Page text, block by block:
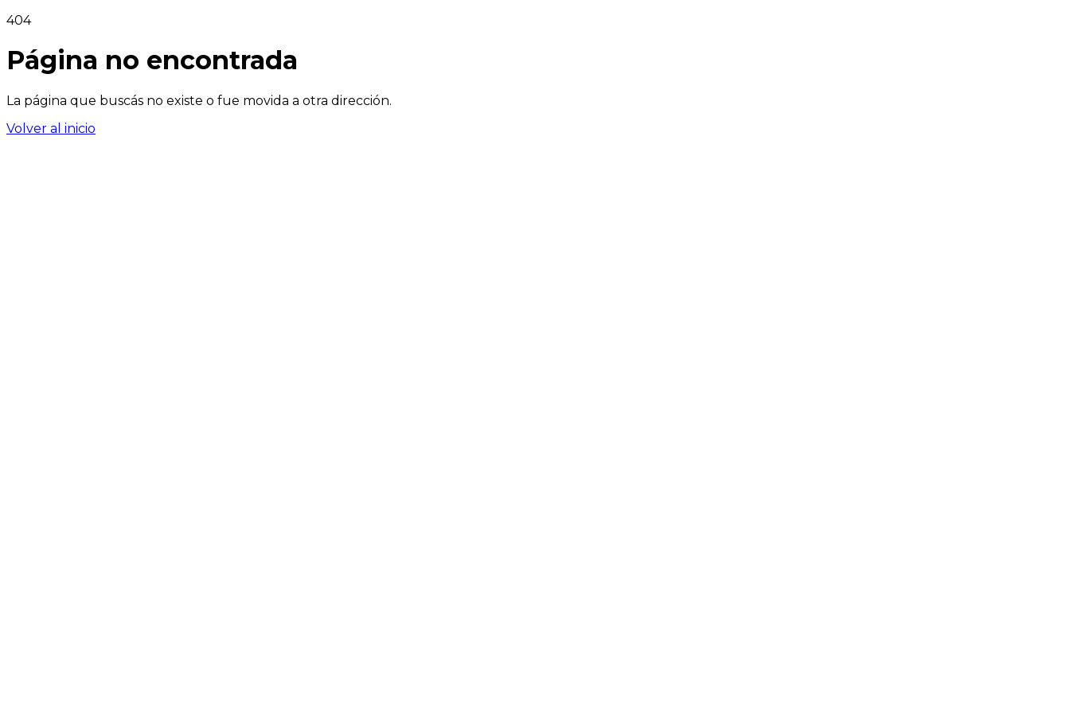
404
Página no encontrada
La página que buscás no existe o fue movida a otra dirección.
Volver al inicio